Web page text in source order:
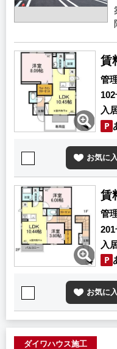
賃
管
入
お気に
賃
管
入
お気に
ダイワハウス施工